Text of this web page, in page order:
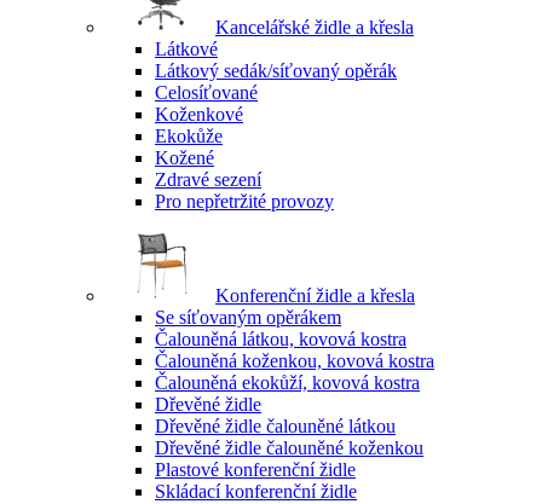
Kancelářské židle a křesla
Látkové
Látkový sedák/síťovaný opěrák
Celosíťované
Koženkové
Ekokůže
Kožené
Zdravé sezení
Pro nepřetržité provozy
Konferenční židle a křesla
Se síťovaným opěrákem
Čalouněná látkou, kovová kostra
Čalouněná koženkou, kovová kostra
Čalouněná ekokůží, kovová kostra
Dřevěné židle
Dřevěné židle čalouněné látkou
Dřevěné židle čalouněné koženkou
Plastové konferenční židle
Skládací konferenční židle